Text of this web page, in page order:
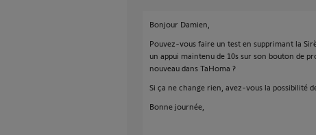
Bonjour Damien,
Pouvez-vous faire un test en supprimant la
un appui maintenu de 10s sur son bouton de
nouveau dans TaHoma ?
Si ça ne change rien, avez-vous la possibilité
Bonne journée,